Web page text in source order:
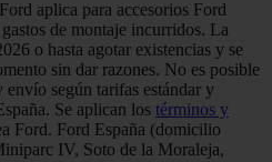
aplica para accesorios Ford
de montaje incurridos. La
o hasta agotar existencias y se
sin dar razones. No es posible
según tarifas estándar y
Se aplican los términos y
Ford. Ford España (domicilio
IV, Soto de la Moraleja,